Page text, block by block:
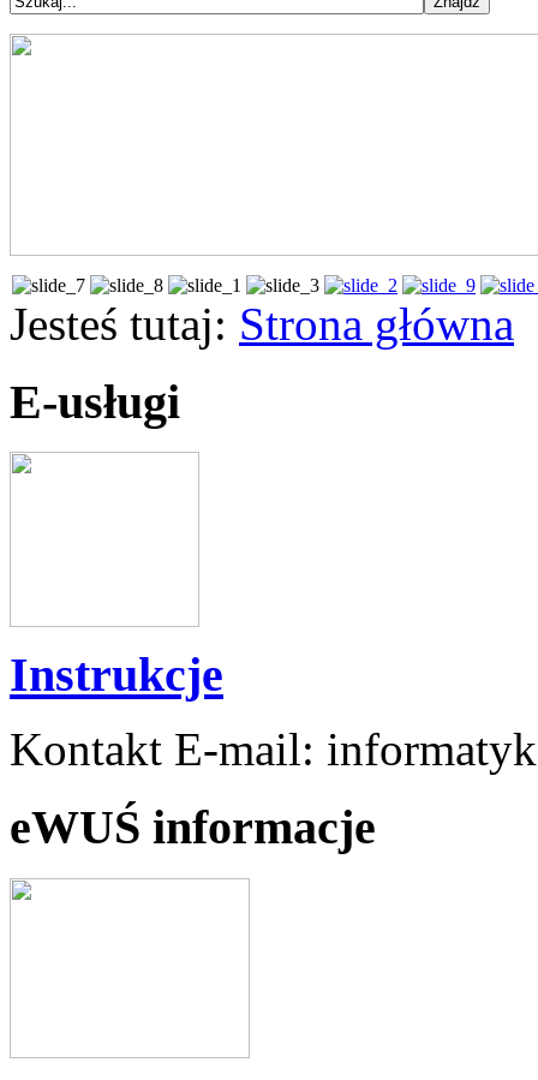
Jesteś tutaj: Strona główna
E-usługi
Instrukcje
Kontakt E-mail:
eWUŚ informacje